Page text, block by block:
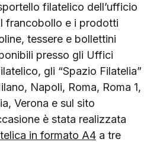
filatelico dell’ufficio
francobollo e i prodotti
tessere e bollettini
presso gli Uffici
gli “Spazio Filatelia”
Napoli, Roma, Roma 1,
Verona e sul sito
è stata realizzata
in formato A4 a tre